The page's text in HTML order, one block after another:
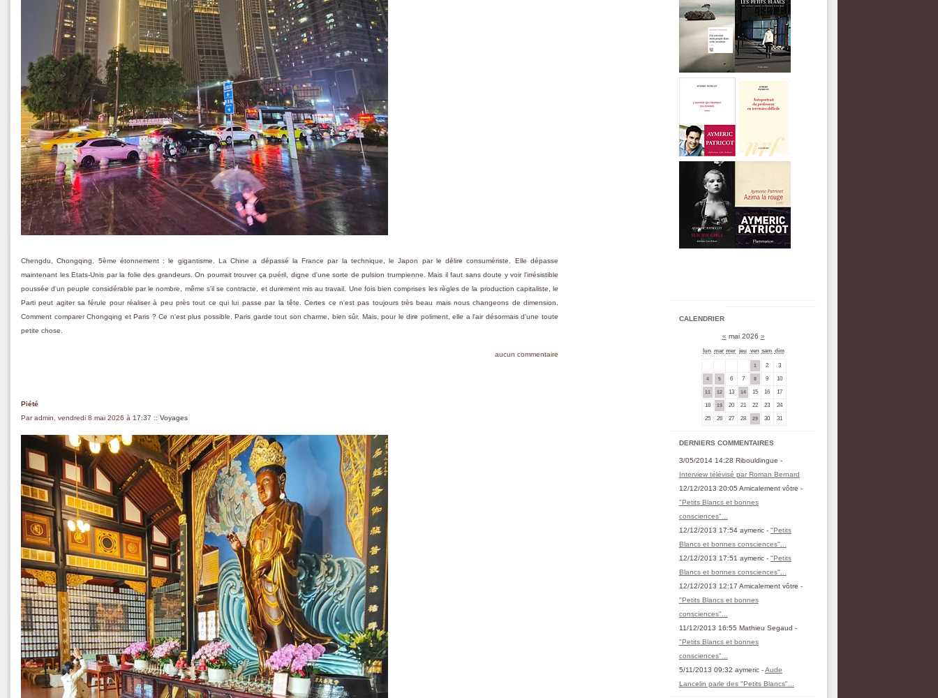
Chengdu, Chongqing, 5ème étonnement : le gigantisme. La Chine a dépassé la France par la technique, le Japon par le délire consumériste. Elle dépasse
maintenant les Etats-Unis par la folie des grandeurs. On pourrait trouver ça puéril, digne d'une sorte de pulsion trumpienne. Mais il faut sans doute y voir l'irrésistible
poussée d'un peuple considérable par le nombre, même s'il se contracte, et durement mis au travail. Une fois bien comprises les règles de la production capitaliste, le
Parti peut agiter sa férule pour réaliser à peu près tout ce qui lui passe par la tête. Certes ce n'est pas toujours très beau mais nous changeons de dimension.
Comment comparer Chongqing et Paris ? Ce n'est plus possible. Paris garde tout son charme, bien sûr. Mais, pour le dire poliment, elle a l'air désormais d'une toute
petite chose.
aucun commentaire
Piété
Par admin, vendredi 8 mai 2026 à 17:37 :: Voyages
CALENDRIER
« mai 2026 »
lun mar mer jeu ven sam dim
1 2 3
4 5 6 7 8 9 10
11 12 13 14 15 16 17
18 19 20 21 22 23 24
25 26 27 28 29 30 31
DERNIERS COMMENTAIRES
3/05/2014 14:28 Ribouldingue -
Interview télévisé par Roman Bernard
12/12/2013 20:05 Amicalement vôtre -
"Petits Blancs et bonnes
consciences"...
12/12/2013 17:54 aymeric - "Petits
Blancs et bonnes consciences"...
12/12/2013 17:51 aymeric - "Petits
Blancs et bonnes consciences"...
12/12/2013 12:17 Amicalement vôtre -
"Petits Blancs et bonnes
consciences"...
11/12/2013 16:55 Mathieu Segaud -
"Petits Blancs et bonnes
consciences"...
5/11/2013 09:32 aymeric -Aude
Lancelin parle des "Petits Blancs"...